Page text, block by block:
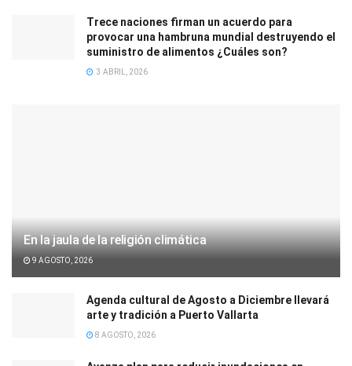
Trece naciones firman un acuerdo para
provocar una hambruna mundial destruyendo el
suministro de alimentos ¿Cuáles son?
3 ABRIL, 2026
En la jaula de la religión climática
9 AGOSTO, 2026
Agenda cultural de Agosto a Diciembre llevará
arte y tradición a Puerto Vallarta
8 AGOSTO, 2026